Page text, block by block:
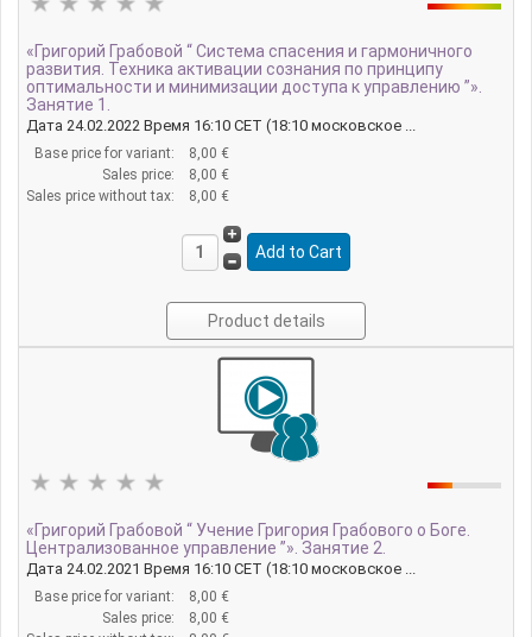
«Григорий Грабовой “ Система спасения и гармоничного
развития. Техника активации сознания по принципу
оптимальности и минимизации доступа к управлению ”».
Занятие 1.
Дата 24.02.2022 Время 16:10 CET (18:10 московское ...
Base price for variant:
8,00 €
Sales price:
8,00 €
Sales price without tax:
8,00 €
Product details
«Григорий Грабовой “ Учение Григория Грабового о Боге.
Централизованное управление ”». Занятие 2.
Дата 24.02.2021 Время 16:10 CET (18:10 московское ...
Base price for variant:
8,00 €
Sales price:
8,00 €